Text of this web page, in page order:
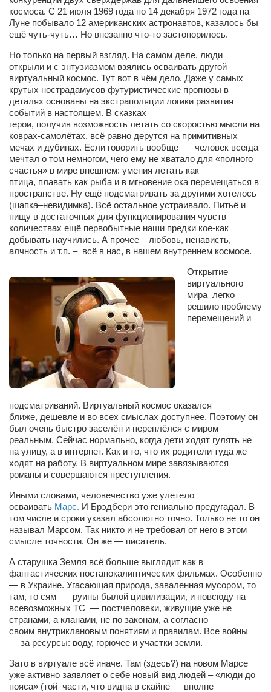
Здоровье
Врач психиатр–нарколог Анплеев А.Б.
Косметологическое отделение КП Сумская
городская клиническая больница №4
Оптика — Медтехника
Тенториум -центр независимых дистрибьюторов
Кафе, клубы, рестораны
«Винегрет» — демократичный ресторан
«ЧАЙ — КАВА» магазин — кафе
Магазины
«CYCLE GARAGE» — магазин велосипедов
«Книголюб» — супермаркет
МАГАЗИН СТИХОВ НА ЗАКАЗ
«Павел» — магазин мужской одежды
Туризм
«Траверс» — экипировочный центр
Журналисты
Александр Гвоздик
Александр Кугук
Музыканты
Евгений Касьяненко
Сергей Коноз
Денис Федченко
Звукорежиссёры
Alfom Studio
Guitarproduction Studio
Писатели
Поэты
Режиссёры
Художники
Надія Белокур
Анна Гидора
Леонтий Костур
космоса. С 21 июля 1969 года по 14 декабря 1972 года на
Луне побывало 12 американских астронавтов, казалось бы
ещё чуть-чуть… Но внезапно что-то застопорилось.
Но только на первый взгляд. На самом деле, люди
открыли и с энтузиазмом взялись осваивать другой —
виртуальный космос. Тут вот в чём дело. Даже у самых
крутых нострадамусов футуристические прогнозы в
деталях основаны на экстраполяции логики развития
событий в настоящем. В сказках
герои, получив возможность летать со скоростью мысли на
коврах-самолётах, всё равно дерутся на примитивных
мечах и дубинах. Если говорить вообще — человек всегда
мечтал о том немногом, чего ему не хватало для «полного
счастья» в мире внешнем: умения летать как
птица, плавать как рыба и в мгновение ока перемещаться в
пространстве. Ну ещё подсматривать за другими хотелось
(шапка–невидимка). Всё остальное устраивало. Питьё и
пищу в достаточных для функционирования чувств
количествах ещё первобытные наши предки кое-как
добывать научились. А прочее – любовь, ненависть,
алчность и т.п. – всё в нас, в нашем внутреннем космосе.
Открытие
виртуального
мира легко
решило проблему
перемещений и
подсматриваний. Виртуальный космос оказался
ближе, дешевле и во всех смыслах доступнее. Поэтому он
был очень быстро заселён и переплёлся с миром
реальным. Сейчас нормально, когда дети ходят гулять не
на улицу, а в интернет. Как и то, что их родители туда же
ходят на работу. В виртуальном мире завязываются
романы и совершаются преступления.
Иными словами, человечество уже улетело
осваивать Марс. И Брэдбери это гениально предугадал. В
том числе и сроки указал абсолютно точно. Только не то он
называл Марсом. Так никто и не требовал от него в этом
смысле точности. Он же — писатель.
А старушка Земля всё больше выглядит как в
фантастических постапокалиптических фильмах. Особенно
— в Украине. Угасающая природа, заваленная мусором, то
там, то сям — руины былой цивилизации, и повсюду на
всевозможных ТС — постчеловеки, живущие уже не
странами, а кланами, не по законам, а согласно
своим внутриклановым понятиям и правилам. Все войны
— за ресурсы: воду, горючее и участки земли.
Зато в виртуале всё иначе. Там (здесь?) на новом Марсе
уже активно заявляет о себе новый вид людей – «люди до
пояса» (той части, что видна в скайпе — вполне